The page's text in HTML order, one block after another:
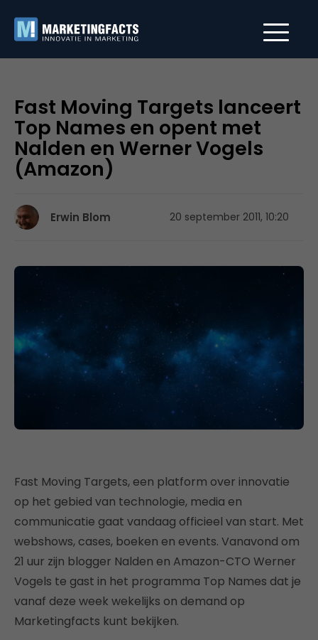
Fast Moving Targets lanceert
Top Names en opent met
Nalden en Werner Vogels
(Amazon)
Erwin Blom 20 september 2011, 10:20
Fast Moving Targets, een platform over innovatie
op het gebied van technologie, media en
communicatie gaat vandaag officieel van start. Met
webshows, cases, boeken en events. Vanavond om
21 uur zijn blogger Nalden en Amazon-CTO Werner
Vogels te gast in het programma Top Names dat je
vanaf deze week wekelijks on demand op
Marketingfacts kunt bekijken.